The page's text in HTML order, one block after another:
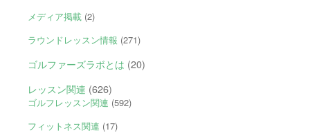
メディア掲載(2)
ラウンドレッスン情報 (271)
ゴルファーズラボとは (20)
レッスン関連 (626)
ゴルフレッスン関連 (592)
フィットネス関連 (17)